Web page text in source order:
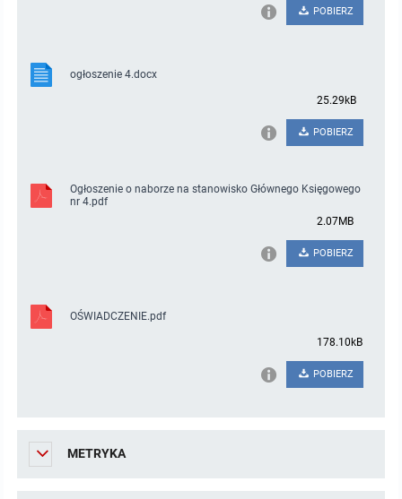
POBIERZ
ogłoszenie 4.docx
25.29kB
POBIERZ
Ogłoszenie o naborze na stanowisko Głównego Księgowego
nr 4.pdf
2.07MB
POBIERZ
OŚWIADCZENIE.pdf
178.10kB
POBIERZ
METRYKA